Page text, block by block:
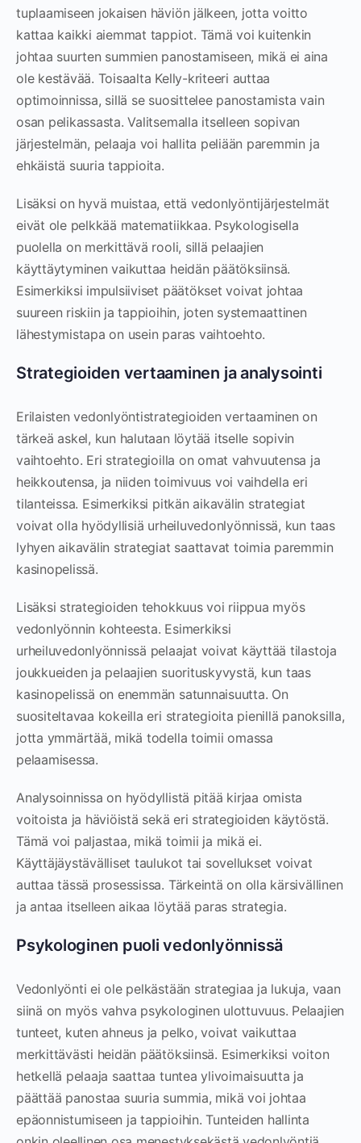
tuplaamiseen jokaisen häviön jälkeen, jotta voitto
kattaa kaikki aiemmat tappiot. Tämä voi kuitenkin
johtaa suurten summien panostamiseen, mikä ei aina
ole kestävää. Toisaalta Kelly-kriteeri auttaa
optimoinnissa, sillä se suosittelee panostamista vain
osan pelikassasta. Valitsemalla itselleen sopivan
järjestelmän, pelaaja voi hallita peliään paremmin ja
ehkäistä suuria tappioita.
Lisäksi on hyvä muistaa, että vedonlyöntijärjestelmät
eivät ole pelkkää matematiikkaa. Psykologisella
puolella on merkittävä rooli, sillä pelaajien
käyttäytyminen vaikuttaa heidän päätöksiinsä.
Esimerkiksi impulsiiviset päätökset voivat johtaa
suureen riskiin ja tappioihin, joten systemaattinen
lähestymistapa on usein paras vaihtoehto.
Strategioiden vertaaminen ja analysointi
Erilaisten vedonlyöntistrategioiden vertaaminen on
tärkeä askel, kun halutaan löytää itselle sopivin
vaihtoehto. Eri strategioilla on omat vahvuutensa ja
heikkoutensa, ja niiden toimivuus voi vaihdella eri
tilanteissa. Esimerkiksi pitkän aikavälin strategiat
voivat olla hyödyllisiä urheiluvedonlyönnissä, kun taas
lyhyen aikavälin strategiat saattavat toimia paremmin
kasinopelissä.
Lisäksi strategioiden tehokkuus voi riippua myös
vedonlyönnin kohteesta. Esimerkiksi
urheiluvedonlyönnissä pelaajat voivat käyttää tilastoja
joukkueiden ja pelaajien suorituskyvystä, kun taas
kasinopelissä on enemmän satunnaisuutta. On
suositeltavaa kokeilla eri strategioita pienillä panoksilla,
jotta ymmärtää, mikä todella toimii omassa
pelaamisessa.
Analysoinnissa on hyödyllistä pitää kirjaa omista
voitoista ja häviöistä sekä eri strategioiden käytöstä.
Tämä voi paljastaa, mikä toimii ja mikä ei.
Käyttäjäystävälliset taulukot tai sovellukset voivat
auttaa tässä prosessissa. Tärkeintä on olla kärsivällinen
ja antaa itselleen aikaa löytää paras strategia.
Psykologinen puoli vedonlyönnissä
Vedonlyönti ei ole pelkästään strategiaa ja lukuja, vaan
siinä on myös vahva psykologinen ulottuvuus. Pelaajien
tunteet, kuten ahneus ja pelko, voivat vaikuttaa
merkittävästi heidän päätöksiinsä. Esimerkiksi voiton
hetkellä pelaaja saattaa tuntea ylivoimaisuutta ja
päättää panostaa suuria summia, mikä voi johtaa
epäonnistumiseen ja tappioihin. Tunteiden hallinta